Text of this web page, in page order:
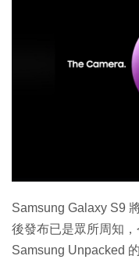
Enterprise Digital
Samsung Galaxy S9
後發布已是眾所周知
Samsung Unpacked